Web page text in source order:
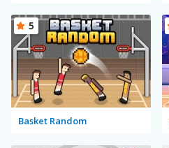
Basket Random
5